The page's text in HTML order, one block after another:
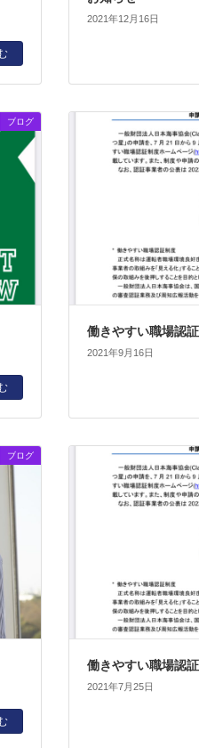
2021年12月16日
ブログ
働きやすい職場認
2021年9月16日
ブログ
働きやすい職場認証
2021年7月25日